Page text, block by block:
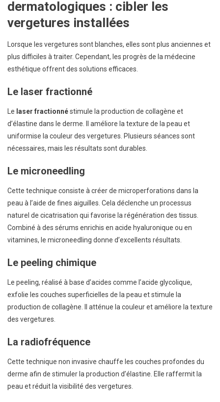
dermatologiques : cibler les
vergetures installées
Lorsque les vergetures sont blanches, elles sont plus anciennes et
plus difficiles à traiter. Cependant, les progrès de la médecine
esthétique offrent des solutions efficaces.
Le laser fractionné
Le laser fractionnéstimule la production de collagène et
d’élastine dans le derme. Il améliore la texture de la peau et
uniformise la couleur des vergetures. Plusieurs séances sont
nécessaires, mais les résultats sont durables.
Le microneedling
Cette technique consiste à créer de microperforations dans la
peau à l’aide de fines aiguilles. Cela déclenche un processus
naturel de cicatrisation qui favorise la régénération des tissus.
Combiné à des sérums enrichis en acide hyaluronique ou en
vitamines, le microneedling donne d’excellents résultats.
Le peeling chimique
Le peeling, réalisé à base d’acides comme l’acide glycolique,
exfolie les couches superficielles de la peau et stimule la
production de collagène. Il atténue la couleur et améliore la texture
des vergetures.
La radiofréquence
Cette technique non invasive chauffe les couches profondes du
derme afin de stimuler la production d’élastine. Elle raffermit la
peau et réduit la visibilité des vergetures.